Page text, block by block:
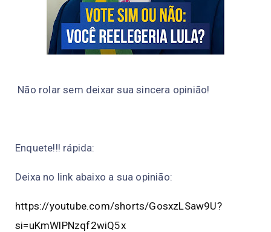
Não rolar sem deixar sua sincera opinião!
Enquete!!! rápida:
Deixa no link abaixo a sua opinião:
https://youtube.com/shorts/GosxzLSaw9U?
si=uKmWlPNzqf2wiQ5x